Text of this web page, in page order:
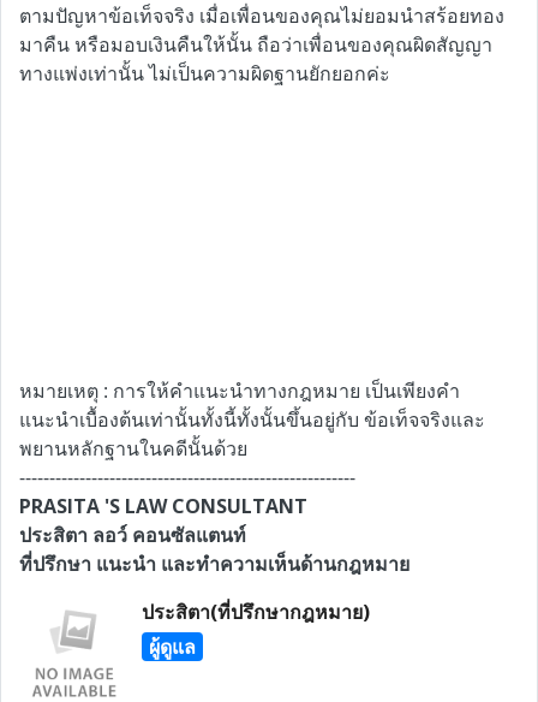
ตามปัญหาข้อเท็จจริง เมื่อเพื่อนของคุณไม่ยอมนำสร้อยทอง
มาคืน หรือมอบเงินคืนให้นั้น ถือว่าเพื่อนของคุณผิดสัญญา
ทางแพ่งเท่านั้น ไม่เป็นความผิดฐานยักยอกค่ะ
หมายเหตุ : การให้คำแนะนำทางกฎหมาย เป็นเพียงคำ
แนะนำเบื้องต้นเท่านั้นทั้งนี้ทั้งนั้นขึ้นอยู่กับ ข้อเท็จจริงและ
พยานหลักฐานในคดีนั้นด้วย
--------------------------------------------------------
PRASITA 'S LAW CONSULTANT
ประสิตา ลอว์ คอนซัลแตนท์
ที่ปรึกษา แนะนำ และทำความเห็นด้านกฎหมาย
ประสิตา(ที่ปรึกษากฎหมาย)
ผู้ดูแล